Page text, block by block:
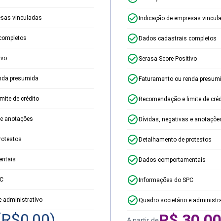
vinculadas
presumida
de crédito
anotações
administrativo
Indicação de empresas
Dados cadastrais completos
Serasa Score Positivo
Faturamento ou renda
Recomendação e limite de
Dívidas, negativas e
Detalhamento de protestos
Dados comportamentais
Informações do SPC
Quadro societário e